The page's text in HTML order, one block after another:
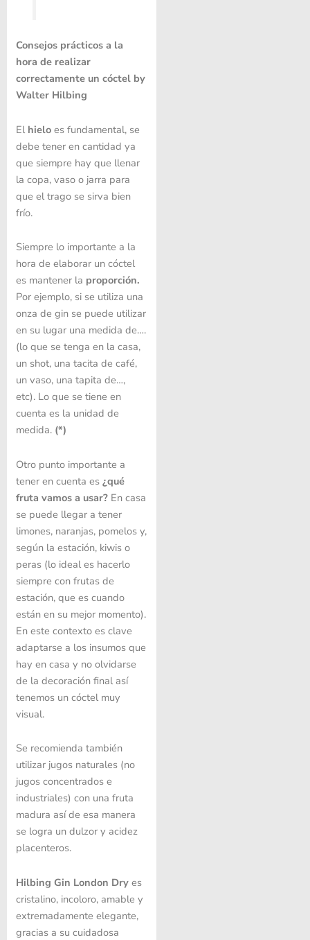
Consejos prácticos a la
hora de realizar
correctamente un cóctel by
Walter Hilbing
El hieloes fundamental, se
debe tener en cantidad ya
que siempre hay que llenar
la copa, vaso o jarra para
que el trago se sirva bien
frío.
Siempre lo importante a la
hora de elaborar un cóctel
es mantener la proporción.
Por ejemplo, si se utiliza una
onza de gin se puede utilizar
en su lugar una medida de….
(lo que se tenga en la casa,
un shot, una tacita de café,
un vaso, una tapita de…,
etc). Lo que se tiene en
cuenta es la unidad de
medida. (*)
Otro punto importante a
tener en cuenta es¿qué
fruta vamos a usar? En casa
se puede llegar a tener
limones, naranjas, pomelos y,
según la estación, kiwis o
peras (lo ideal es hacerlo
siempre con frutas de
estación, que es cuando
están en su mejor momento).
En este contexto es clave
adaptarse a los insumos que
hay en casa y no olvidarse
de la decoración final así
tenemos un cóctel muy
visual.
Se recomienda también
utilizar jugos naturales (no
jugos concentrados e
industriales) con una fruta
madura así de esa manera
se logra un dulzor y acidez
placenteros.
Hilbing Gin London Dryes
cristalino, incoloro, amable y
extremadamente elegante,
gracias a su cuidadosa